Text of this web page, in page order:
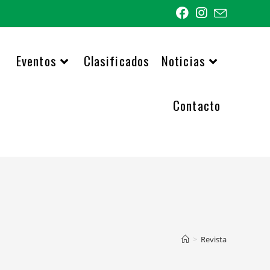
Eventos Clasificados Noticias
Contacto
> Revista